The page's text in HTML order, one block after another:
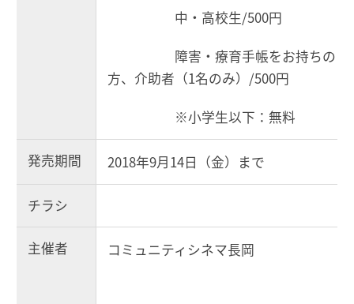
中・高校生/500円
障害・療育手帳をお持ちの
方、介助者（1名のみ）/500円
※小学生以下：無料
発売期間 2018年9月14日（金）まで
チラシ
主催者 コミュニティシネマ長岡